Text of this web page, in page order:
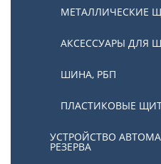
МЕТАЛЛИЧЕСКИЕ
АКСЕССУАРЫ ДЛЯ
ШИНА, РБП
ПЛАСТИКОВЫЕ
УСТРОЙСТВО
РЕЗЕРВА